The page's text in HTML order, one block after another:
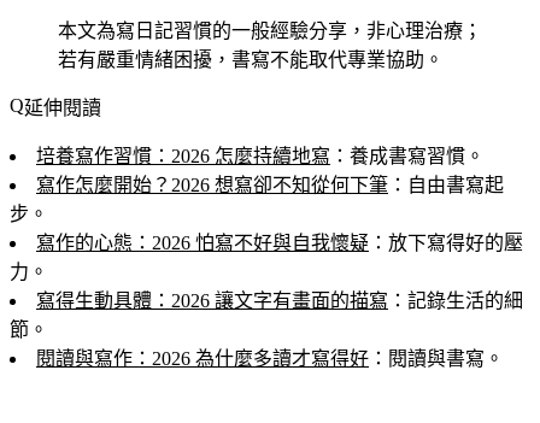
本文為寫日記習慣的一般經驗分享，非心理治療；
若有嚴重情緒困擾，書寫不能取代專業協助。
延伸閱讀
培養寫作習慣：2026 怎麼持續地寫 ：養成書寫習慣。
寫作怎麼開始？2026 想寫卻不知從何下筆 ：自由書寫起
步。
寫作的心態：2026 怕寫不好與自我懷疑 ：放下寫得好的壓
力。
寫得生動具體：2026 讓文字有畫面的描寫 ：記錄生活的細
節。
閱讀與寫作：2026 為什麼多讀才寫得好 ：閱讀與書寫。